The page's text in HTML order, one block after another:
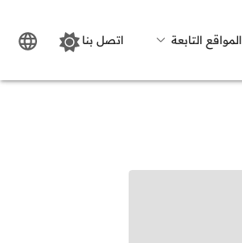
المواقع التابعة اتصل بنا